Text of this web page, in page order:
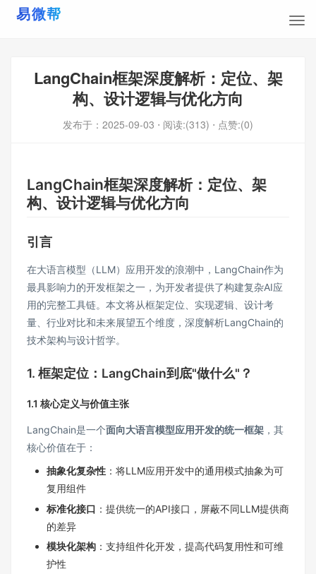
LangChain框架深度解析：定位、架
构、设计逻辑与优化方向
发布于： 2025-09-03 ⋅ 阅读:(313) ⋅ 点赞:(0)
LangChain框架深度解析：定位、架
构、设计逻辑与优化方向
引言
在大语言模型（LLM）应用开发的浪潮中，LangChain作为
最具影响力的开发框架之一，为开发者提供了构建复杂AI应
用的完整工具链。本文将从框架定位、实现逻辑、设计考
量、行业对比和未来展望五个维度，深度解析LangChain的
技术架构与设计哲学。
1. 框架定位：LangChain到底"做什么"？
1.1 核心定义与价值主张
LangChain是一个面向大语言模型应用开发的统一框架 ，其
核心价值在于：
抽象化复杂性 ：将LLM应用开发中的通用模式抽象为可
复用组件
标准化接口 ：提供统一的API接口，屏蔽不同LLM提供商
的差异
模块化架构 ：支持组件化开发，提高代码复用性和可维
护性